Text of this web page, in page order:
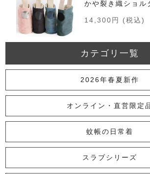
かや裂き織ショル
14,300円 (税込)
ゼブラストライプ
8,250円 (税込)
まほろばポシェッ
7,700円 (税込)
カテゴリ一覧
2026年春夏新作
オンライン・直営限定
蚊帳の日常着
└ インナー
└ トップス
└ ワンピース
└ パンツ
└ スカート
└ 羽織りもの
└ キッズ・ベビー
スラブシリーズ